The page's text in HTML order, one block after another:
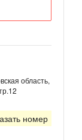
область,
номер